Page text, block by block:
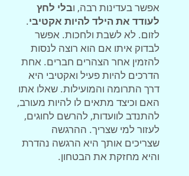
אפשר בעדינות רבה, ובלי לחץ
לעודד את הילד להיות אקטיבי.
לזום. לא לשבת ולחכות. אפשר
לבדוק איתו אם הוא רוצה לנסות
להזמין אחר הצהרים חברים. אחת
הדרכים להיות פעיל ואקטיבי היא
דרך התרומה והמועילות. שאלו אתו
האם וכיצד מתאים לו להיות מעורב,
להתנדב לוועדות, להרשם לחוגים,
לעזור למי שצריך. ההרגשה
שצריכים אותך היא הרגשה נהדרת
והיא מחזקת את הבטחון.